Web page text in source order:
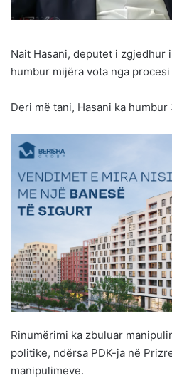
Nait Hasani, deputet i zgjedhur
humbur mijëra vota nga
Deri më tani, Hasani ka humbur
Rinumërimi ka zbuluar
politike, ndërsa PDK-ja në
manipulimeve.